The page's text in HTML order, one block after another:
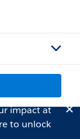
impact at
to unlock